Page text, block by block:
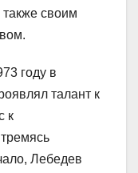
также своим
году в
талант к
к
Лебедев